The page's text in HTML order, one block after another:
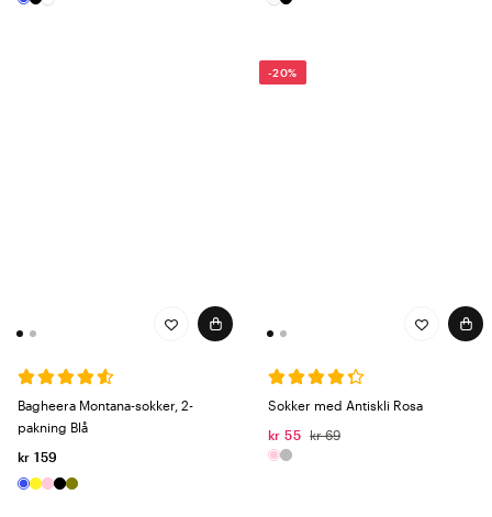
Bagheera Montana-sokker, 2-
pakning Blå
kr 159
-20%
Sokker med Antiskli Rosa
kr 55 kr 69